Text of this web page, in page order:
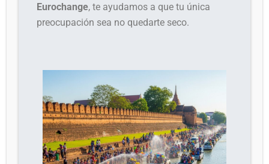
Eurochange, te ayudamos a que tu única
preocupación sea no quedarte seco.